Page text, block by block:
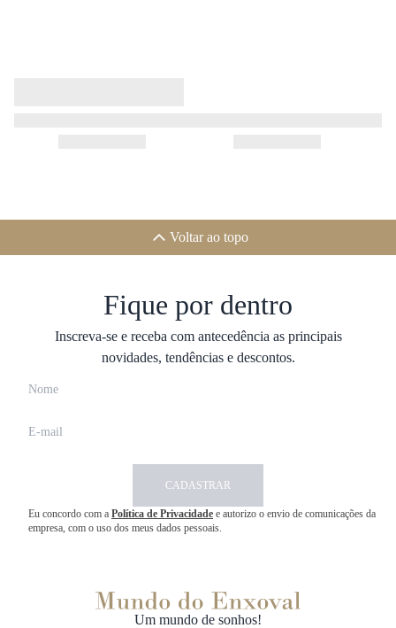
Voltar ao topo
Fique por dentro
Inscreva-se e receba com antecedência as principais
novidades, tendências e descontos.
CADASTRAR
Eu concordo com a Política de Privacidade e autorizo o envio de comunicações da
empresa, com o uso dos meus dados pessoais.
Um mundo de sonhos!